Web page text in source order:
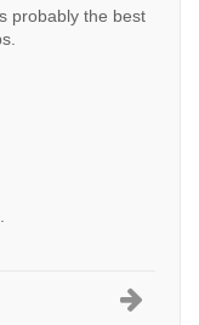
probably the best